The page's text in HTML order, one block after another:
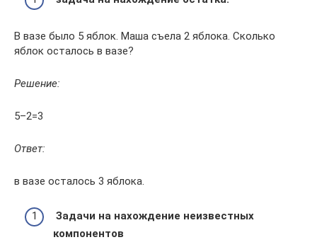
В вазе было 5 яблок. Маша съела 2 яблока. Сколько
яблок осталось в вазе?
Решение:
5–2=3
Ответ:
в вазе осталось 3 яблока.
Задачи на нахождение неизвестных
компонентов